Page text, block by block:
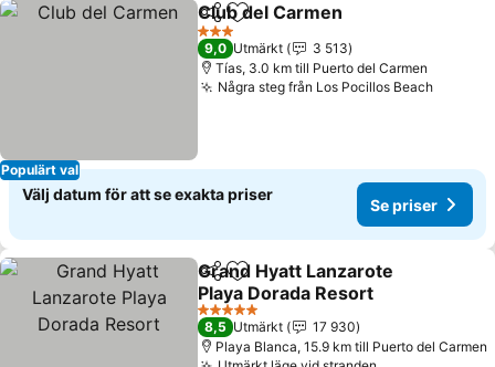
Populärt val
Dela Lägg till i Mina Favoriter
Club del Carmen
3 Stjärnor
9,0 Utmärkt
3 513
Tías, 3.0 km till Puerto del Carmen
Några steg från Los Pocillos BeachSe
Välj datum för att se exakta priser
Se priser
Dela Lägg till i Mina Favoriter
Grand Hyatt Lanzarote
Playa Dorada Resort
Se priser
5 Stjärnor
8,5 Utmärkt
17 930
Playa Blanca, 15.9 km till Puerto del Carmen